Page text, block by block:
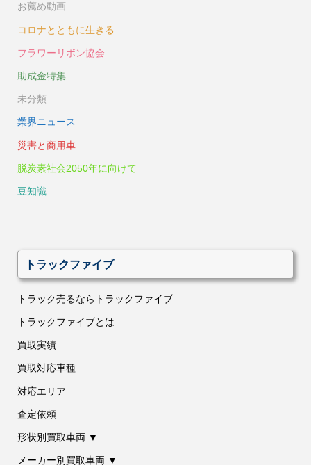
お薦め動画
コロナとともに生きる
フラワーリボン協会
助成金特集
未分類
業界ニュース
災害と商用車
脱炭素社会2050年に向けて
豆知識
トラックファイブ
トラック売るならトラックファイブ
トラックファイブとは
買取実績
買取対応車種
対応エリア
査定依頼
形状別買取車両 ▼
メーカー別買取車両 ▼